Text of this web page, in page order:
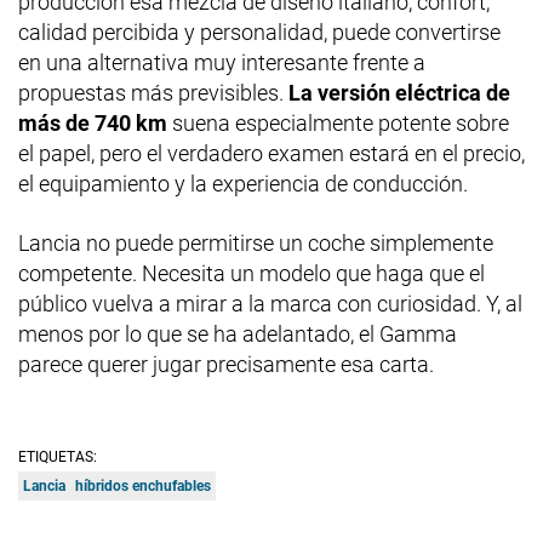
calidad percibida y personalidad, puede convertirse
en una alternativa muy interesante frente a
propuestas más previsibles. La versión eléctrica de
más de 740 km suena especialmente potente sobre
el papel, pero el verdadero examen estará en el precio,
el equipamiento y la experiencia de conducción.
Lancia no puede permitirse un coche simplemente
competente. Necesita un modelo que haga que el
público vuelva a mirar a la marca con curiosidad. Y, al
menos por lo que se ha adelantado, el Gamma
parece querer jugar precisamente esa carta.
ETIQUETAS:
Lancia
híbridos enchufables